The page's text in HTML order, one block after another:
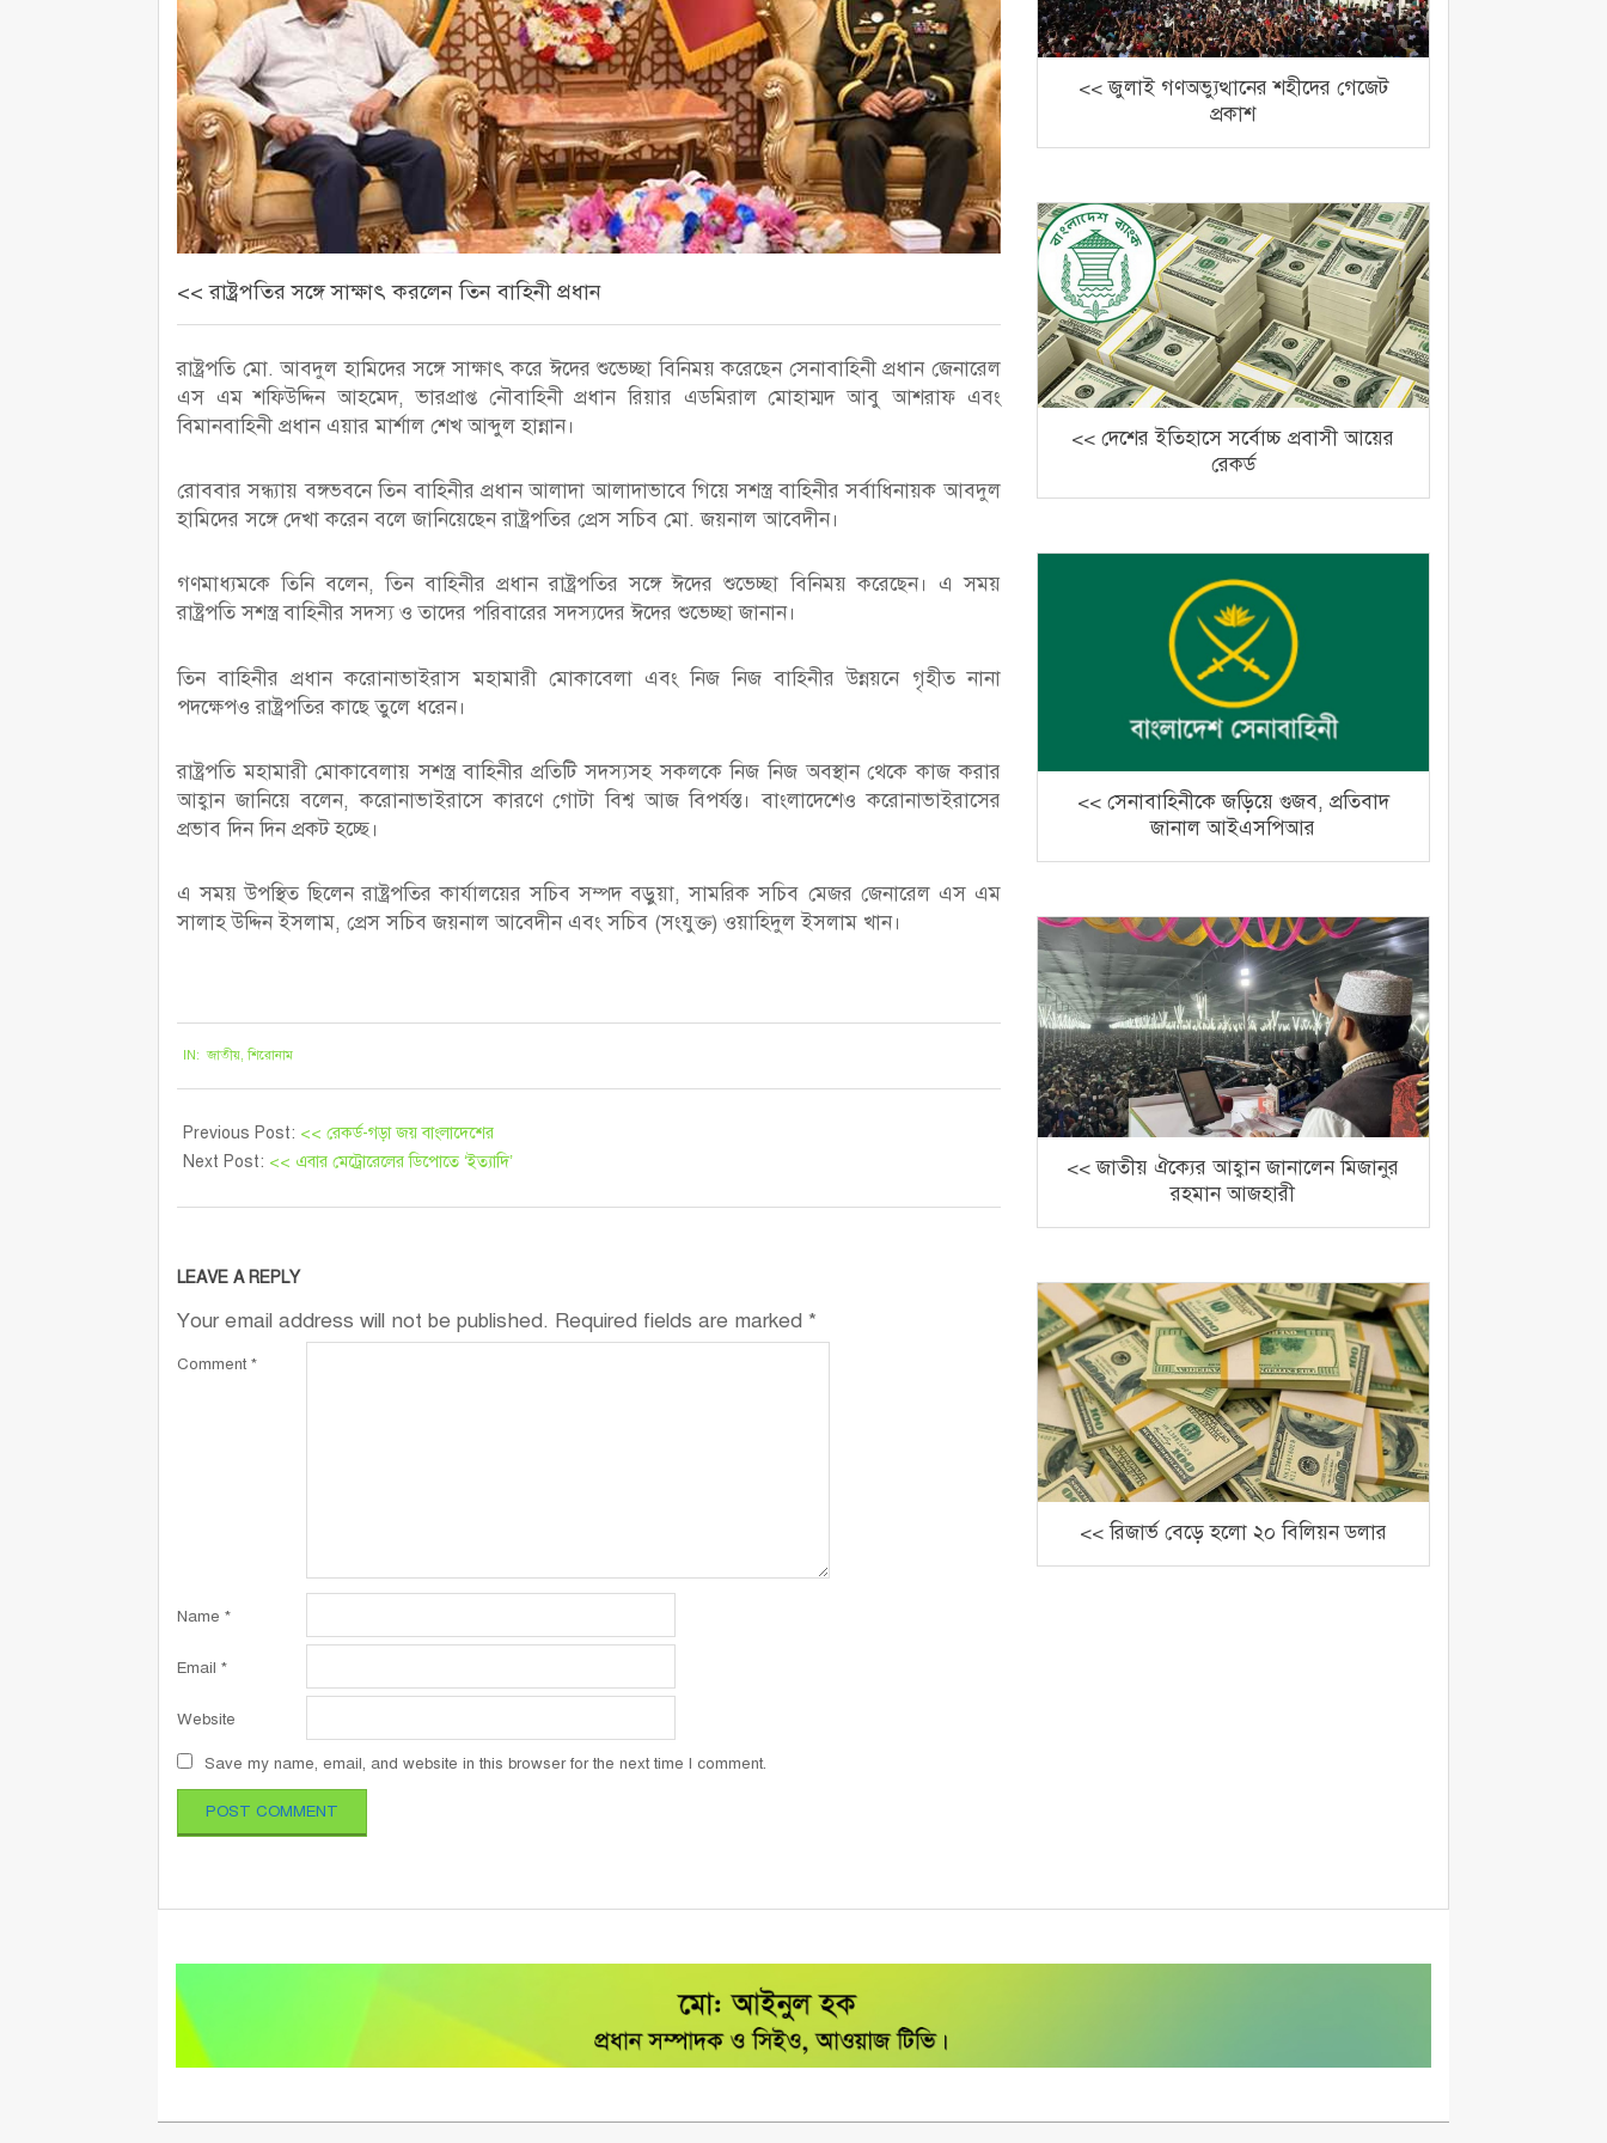
<< রাষ্ট্রপতির সঙ্গে সাক্ষাৎ করলেন তিন বাহিনী প্রধান
রাষ্ট্রপতি মো. আবদুল হামিদের সঙ্গে সাক্ষাৎ করে ঈদের শুভেচ্ছা বিনিময় করেছেন সেনাবাহিনী প্রধান জেনারেল
এস এম শফিউদ্দিন আহমেদ, ভারপ্রাপ্ত নৌবাহিনী প্রধান রিয়ার এডমিরাল মোহাম্মদ আবু আশরাফ এবং
বিমানবাহিনী প্রধান এয়ার মার্শাল শেখ আব্দুল হান্নান।
রোববার সন্ধ্যায় বঙ্গভবনে তিন বাহিনীর প্রধান আলাদা আলাদাভাবে গিয়ে সশস্ত্র বাহিনীর সর্বাধিনায়ক আবদুল
হামিদের সঙ্গে দেখা করেন বলে জানিয়েছেন রাষ্ট্রপতির প্রেস সচিব মো. জয়নাল আবেদীন।
গণমাধ্যমকে তিনি বলেন, তিন বাহিনীর প্রধান রাষ্ট্রপতির সঙ্গে ঈদের শুভেচ্ছা বিনিময় করেছেন। এ সময়
রাষ্ট্রপতি সশস্ত্র বাহিনীর সদস্য ও তাদের পরিবারের সদস্যদের ঈদের শুভেচ্ছা জানান।
তিন বাহিনীর প্রধান করোনাভাইরাস মহামারী মোকাবেলা এবং নিজ নিজ বাহিনীর উন্নয়নে গৃহীত নানা
পদক্ষেপও রাষ্ট্রপতির কাছে তুলে ধরেন।
রাষ্ট্রপতি মহামারী মোকাবেলায় সশস্ত্র বাহিনীর প্রতিটি সদস্যসহ সকলকে নিজ নিজ অবস্থান থেকে কাজ করার
আহ্বান জানিয়ে বলেন, করোনাভাইরাসে কারণে গোটা বিশ্ব আজ বিপর্যস্ত। বাংলাদেশেও করোনাভাইরাসের
প্রভাব দিন দিন প্রকট হচ্ছে।
এ সময় উপস্থিত ছিলেন রাষ্ট্রপতির কার্যালয়ের সচিব সম্পদ বড়ুয়া, সামরিক সচিব মেজর জেনারেল এস এম
সালাহ উদ্দিন ইসলাম, প্রেস সচিব জয়নাল আবেদীন এবং সচিব (সংযুক্ত) ওয়াহিদুল ইসলাম খান।
IN: জাতীয়,শিরোনাম
Previous Post: << রেকর্ড-গড়া জয় বাংলাদেশের
Next Post: << এবার মেট্রোরেলের ডিপোতে ‘ইত্যাদি’
LEAVE A REPLY
Your email address will not be published. Required fields are marked *
Comment *
Name *
Email *
Website
Save my name, email, and website in this browser for the next time I comment.
<< জুলাই গণঅভ্যুত্থানের শহীদের গেজেট
প্রকাশ
<< দেশের ইতিহাসে সর্বোচ্চ প্রবাসী আয়ের
রেকর্ড
<< সেনাবাহিনীকে জড়িয়ে গুজব, প্রতিবাদ
জানাল আইএসপিআর
<< জাতীয় ঐক্যের আহ্বান জানালেন মিজানুর
রহমান আজহারী
<< রিজার্ভ বেড়ে হলো ২০ বিলিয়ন ডলার